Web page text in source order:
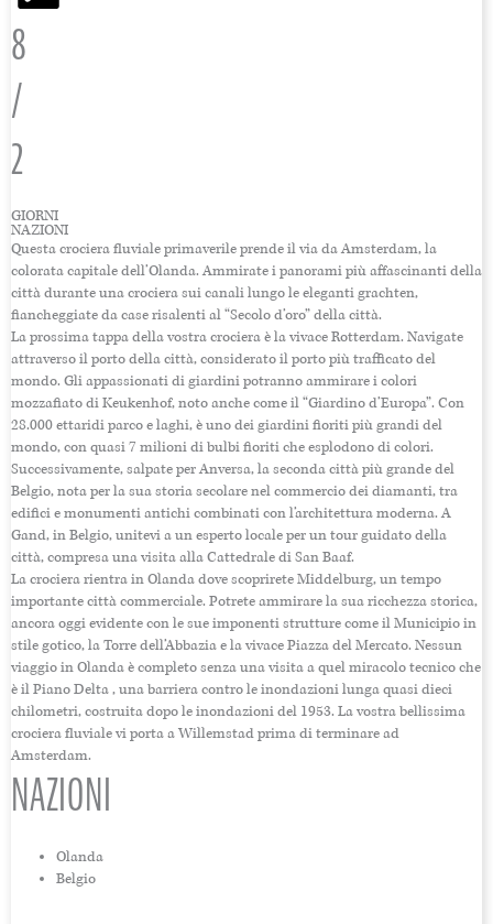
8
/
2
GIORNI
NAZIONI
Questa crociera fluviale primaverile prende il via da Amsterdam, la
colorata capitale dell’Olanda. Ammirate i panorami più affascinanti della
città durante una crociera sui canali lungo le eleganti grachten,
fiancheggiate da case risalenti al “Secolo d’oro” della città.
La prossima tappa della vostra crociera è la vivace Rotterdam. Navigate
attraverso il porto della città, considerato il porto più trafficato del
mondo. Gli appassionati di giardini potranno ammirare i colori
mozzafiato di Keukenhof, noto anche come il “Giardino d’Europa”. Con
28.000 ettaridi parco e laghi, è uno dei giardini fioriti più grandi del
mondo, con quasi 7 milioni di bulbi fioriti che esplodono di colori.
Successivamente, salpate per Anversa, la seconda città più grande del
Belgio, nota per la sua storia secolare nel commercio dei diamanti, tra
edifici e monumenti antichi combinati con l’architettura moderna. A
Gand, in Belgio, unitevi a un esperto locale per un tour guidato della
città, compresa una visita alla Cattedrale di San Baaf.
La crociera rientra in Olanda dove scoprirete Middelburg, un tempo
importante città commerciale. Potrete ammirare la sua ricchezza storica,
ancora oggi evidente con le sue imponenti strutture come il Municipio in
stile gotico, la Torre dell’Abbazia e la vivace Piazza del Mercato. Nessun
viaggio in Olanda è completo senza una visita a quel miracolo tecnico che
è il Piano Delta , una barriera contro le inondazioni lunga quasi dieci
chilometri, costruita dopo le inondazioni del 1953. La vostra bellissima
crociera fluviale vi porta a Willemstad prima di terminare ad
Amsterdam.
NAZIONI
Olanda
Belgio